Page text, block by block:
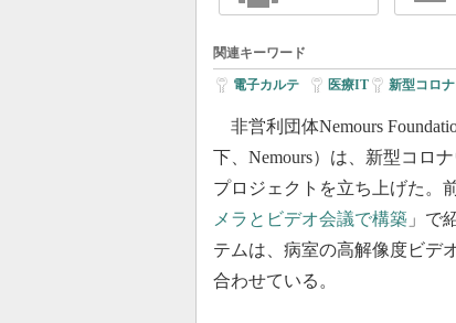
関連キーワード
電子カルテ 医療IT 新型コロ
非営利団体Nemours
下、Nemours）は、新型コロ
プロジェクトを立ち上げた。
メラとビデオ会議で構築 」で
テムは、病室の高解像度ビデ
合わせている。